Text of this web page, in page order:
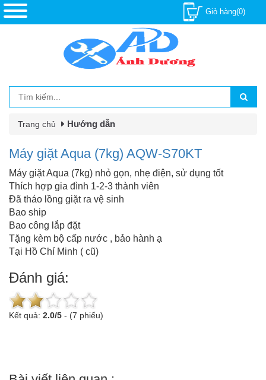
Giỏ hàng(0)
Trang chủ Hướng dẫn
Máy giặt Aqua (7kg) AQW-S70KT
Máy giặt Aqua (7kg) nhỏ gọn, nhẹ điện, sử dụng tốt
Thích hợp gia đình 1-2-3 thành viên
Đã tháo lồng giặt ra vệ sinh
Bao ship
Bao công lắp đặt
Tặng kèm bộ cấp nước , bảo hành ạ
Tại Hồ Chí Minh ( cũ)
Đánh giá:
Kết quả: 2.0/5 - (7 phiếu)